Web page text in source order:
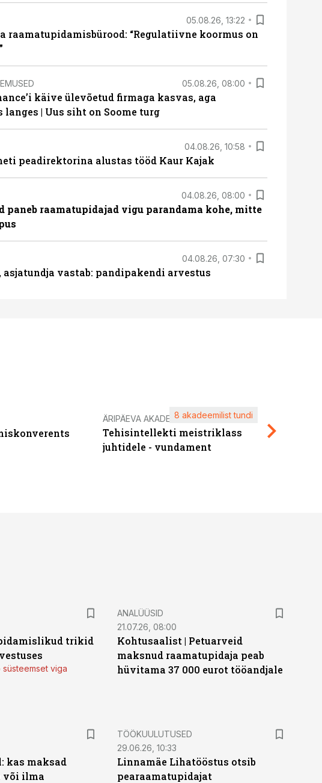
05.08.26, 13:22
raamatupidamisbürood: “Regulatiivne koormus on
05.08.26, 08:00
käive ülevõetud firmaga kasvas, aga
| Uus siht on Soome turg
04.08.26, 10:58
peadirektorina alustas tööd Kaur Kajak
04.08.26, 08:00
paneb raamatupidajad vigu parandama kohe, mitte
04.08.26, 07:30
asjatundja vastab: pandipakendi arvestus
ÄRIPÄEVA AKADEEMIA
Tehisintellekti meistriklass
juhtidele - vundament
8 akadeemilist tundi
trikid
viga
ANALÜÜSID
21.07.26, 08:00
Kohtusaalist | Petuarveid
maksnud raamatupidaja peab
hüvitama 37 000 eurot tööandjale
kas maksad
või ilma
ST
TÖÖKUULUTUSED
29.06.26, 10:33
Linnamäe Lihatööstus otsib
pearaamatupidajat